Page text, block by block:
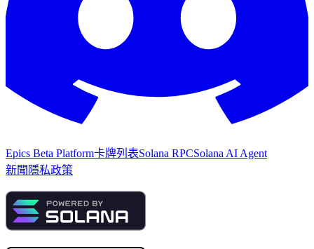
Epics Beta Platform卡牌列表Solana RPCSolana AI Agent
新聞 隱私政策